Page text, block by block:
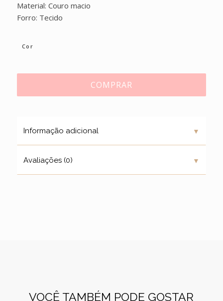
Material: Couro macio
Forro: Tecido
Cor
COMPRAR
Informação adicional ▼
Avaliações (0) ▼
VOCÊ TAMBÉM PODE GOSTAR